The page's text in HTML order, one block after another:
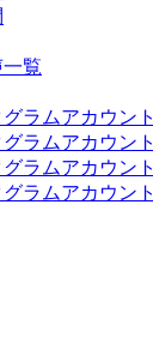
覧
ラムアカウント
ラムアカウント
ラムアカウント
ラムアカウント